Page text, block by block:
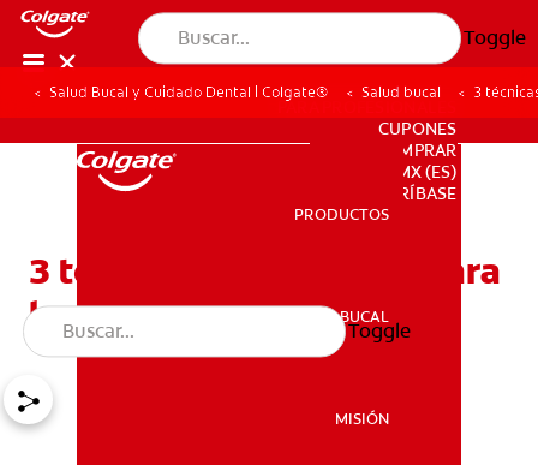
Toggle
PRODUCTOS
SALUD BUCAL
PARA PROFESIONALES
CUPONES
DONDE COMPRAR
MX (ES)
SUSCRÍBASE
PRODUCTOS
SALUD BUCAL
MISIÓN
Toggle
Salud Bucal y Cuidado Dental | Colgate® Salud bucal 3
3 técnicas de cepillado para
lavarse bien los dientes